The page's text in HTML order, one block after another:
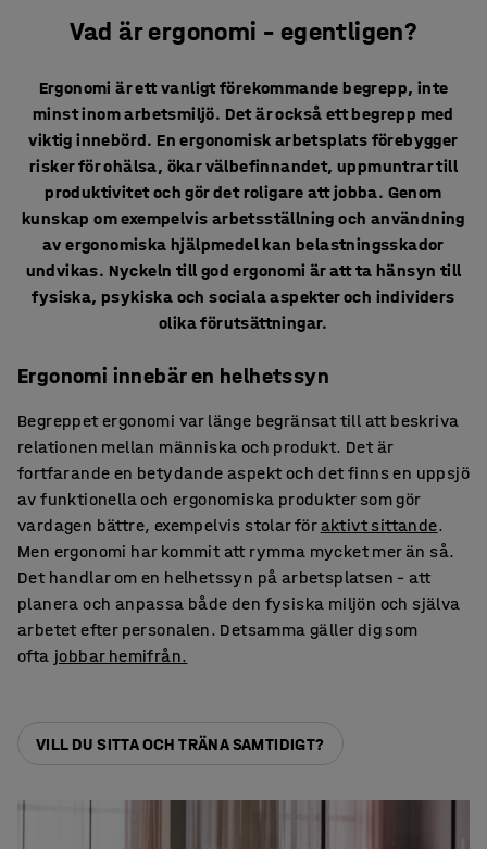
Vad är ergonomi – egentligen?
Ergonomi är ett vanligt förekommande begrepp, inte
minst inom arbetsmiljö. Det är också ett begrepp med
viktig innebörd. En ergonomisk arbetsplats förebygger
risker för ohälsa, ökar välbefinnandet, uppmuntrar till
produktivitet och gör det roligare att jobba. Genom
kunskap om exempelvis arbetsställning och användning
av ergonomiska hjälpmedel kan belastningsskador
undvikas. Nyckeln till god ergonomi är att ta hänsyn till
fysiska, psykiska och sociala aspekter och individers
olika förutsättningar.
Ergonomi innebär en helhetssyn
Begreppet ergonomi var länge begränsat till att beskriva
relationen mellan människa och produkt. Det är
fortfarande en betydande aspekt och det finns en uppsjö
av funktionella och ergonomiska produkter som gör
vardagen bättre, exempelvis stolar föraktivt sittande.
Men ergonomi har kommit att rymma mycket mer än så.
Det handlar om en helhetssyn på arbetsplatsen – att
planera och anpassa både den fysiska miljön och själva
arbetet efter personalen. Detsamma gäller dig som
ofta jobbar hemifrån.
VILL DU SITTA OCH TRÄNA SAMTIDIGT?